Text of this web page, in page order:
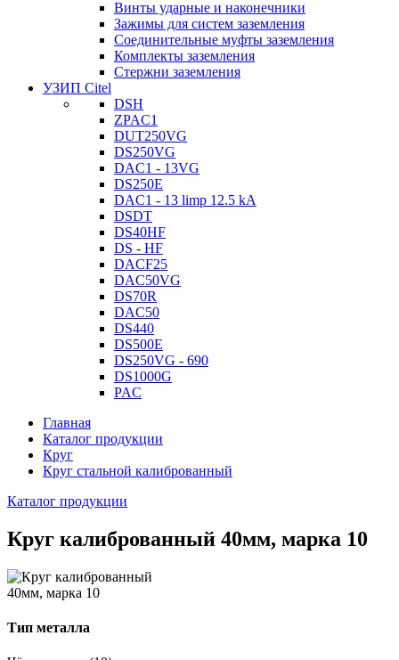
Винты ударные и наконечники
Зажимы для систем заземления
Соединительные муфты заземления
Комплекты заземления
Стержни заземления
УЗИП Citel
DSH
ZPAC1
DUT250VG
DS250VG
DAC1 - 13VG
DS250E
DAC1 - 13 limp 12.5 kA
DSDT
DS40HF
DS - HF
DACF25
DAC50VG
DS70R
DAC50
DS440
DS500E
DS250VG - 690
DS1000G
PAC
Главная
Каталог продукции
Круг
Круг стальной калиброванный
Каталог продукции
Круг калиброванный 40мм, марка 10
Тип металла